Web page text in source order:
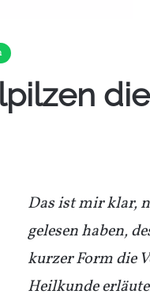
Das ist mir klar,
gelesen haben,
kurzer Form die
Heilkunde